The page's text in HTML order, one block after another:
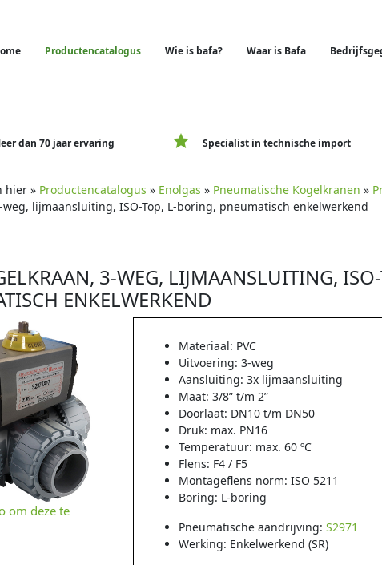
Productencatalogus Wie is bafa? Waar is Bafa
dan 70 jaar ervaring star Specialist in technische import
hier » Productencatalogus » Enolgas » Pneumatische Kogelkranen »
weg, lijmaansluiting, ISO-Top, L-boring, pneumatisch enkelwerkend
3-WEG, LIJMAANSLUITING,
ENKELWERKEND
om deze te
Materiaal: PVC
Uitvoering: 3-weg
Aansluiting: 3x lijmaansluiting
Maat: 3/8” t/m 2”
Doorlaat: DN10 t/m DN50
Druk: max. PN16
Temperatuur: max. 60 ºC
Flens: F4 / F5
Montageflens norm: ISO 5211
Boring: L-boring
Pneumatische aandrijving:S2971
Werking: Enkelwerkend (SR)